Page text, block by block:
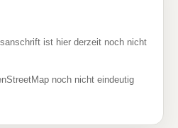
ist hier derzeit noch nicht
noch nicht eindeutig